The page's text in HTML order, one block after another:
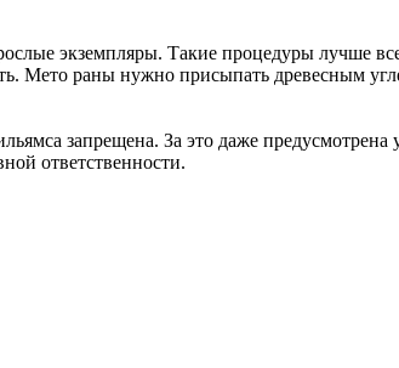
экземпляры. Такие процедуры лучше
Мето раны нужно присыпать древесным
запрещена. За это даже предусмотрена
ответственности.